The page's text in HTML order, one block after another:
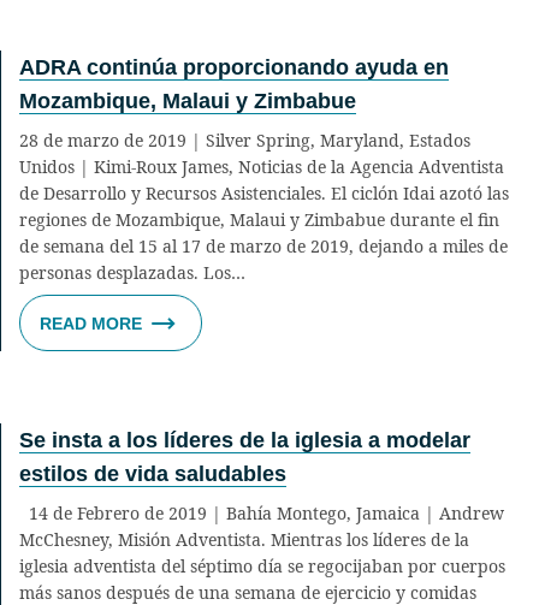
ADRA continúa proporcionando ayuda en
Mozambique, Malaui y Zimbabue
28 de marzo de 2019 | Silver Spring, Maryland, Estados
Unidos | Kimi-Roux James, Noticias de la Agencia Adventista
de Desarrollo y Recursos Asistenciales. El ciclón Idai azotó las
regiones de Mozambique, Malaui y Zimbabue durante el fin
de semana del 15 al 17 de marzo de 2019, dejando a miles de
personas desplazadas. Los…
READ MORE
Se insta a los líderes de la iglesia a modelar
estilos de vida saludables
14 de Febrero de 2019 | Bahía Montego, Jamaica | Andrew
McChesney, Misión Adventista. Mientras los líderes de la
iglesia adventista del séptimo día se regocijaban por cuerpos
más sanos después de una semana de ejercicio y comidas